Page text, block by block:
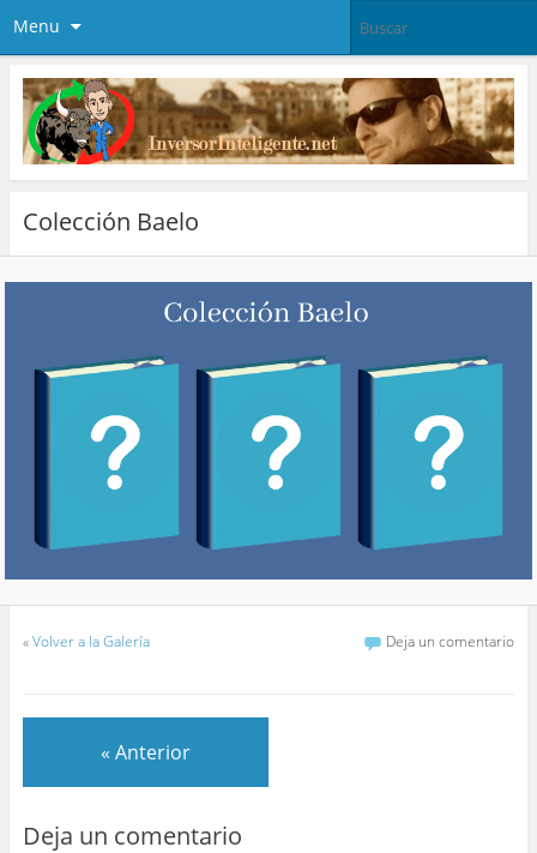
Menu
Colección Baelo
«Volver a la Galería Deja un comentario
« Anterior
Deja un comentario